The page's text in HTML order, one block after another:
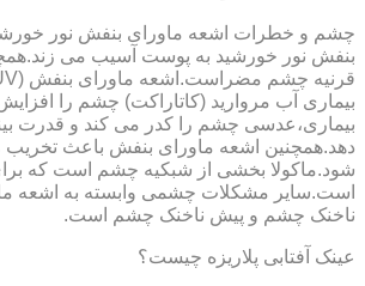
چشم و خطرات اشعه ماورای بنفش نور
بنفش نور خورشید به پوست آسیب می
بیماری آب مروارید (کاتاراکت) چشم را
بیماری،عدسی چشم را کدر می کند و قدرت
دهد.همچنین اشعه ماورای بنفش باعث تخریب
شود.ماکولا بخشی از شبکیه چشم است که
است.سایر مشکلات چشمی وابسته به اشعه
ناخنک چشم و پیش ناخنک چشم است.
عینک آفتابی پلاریزه چیست؟